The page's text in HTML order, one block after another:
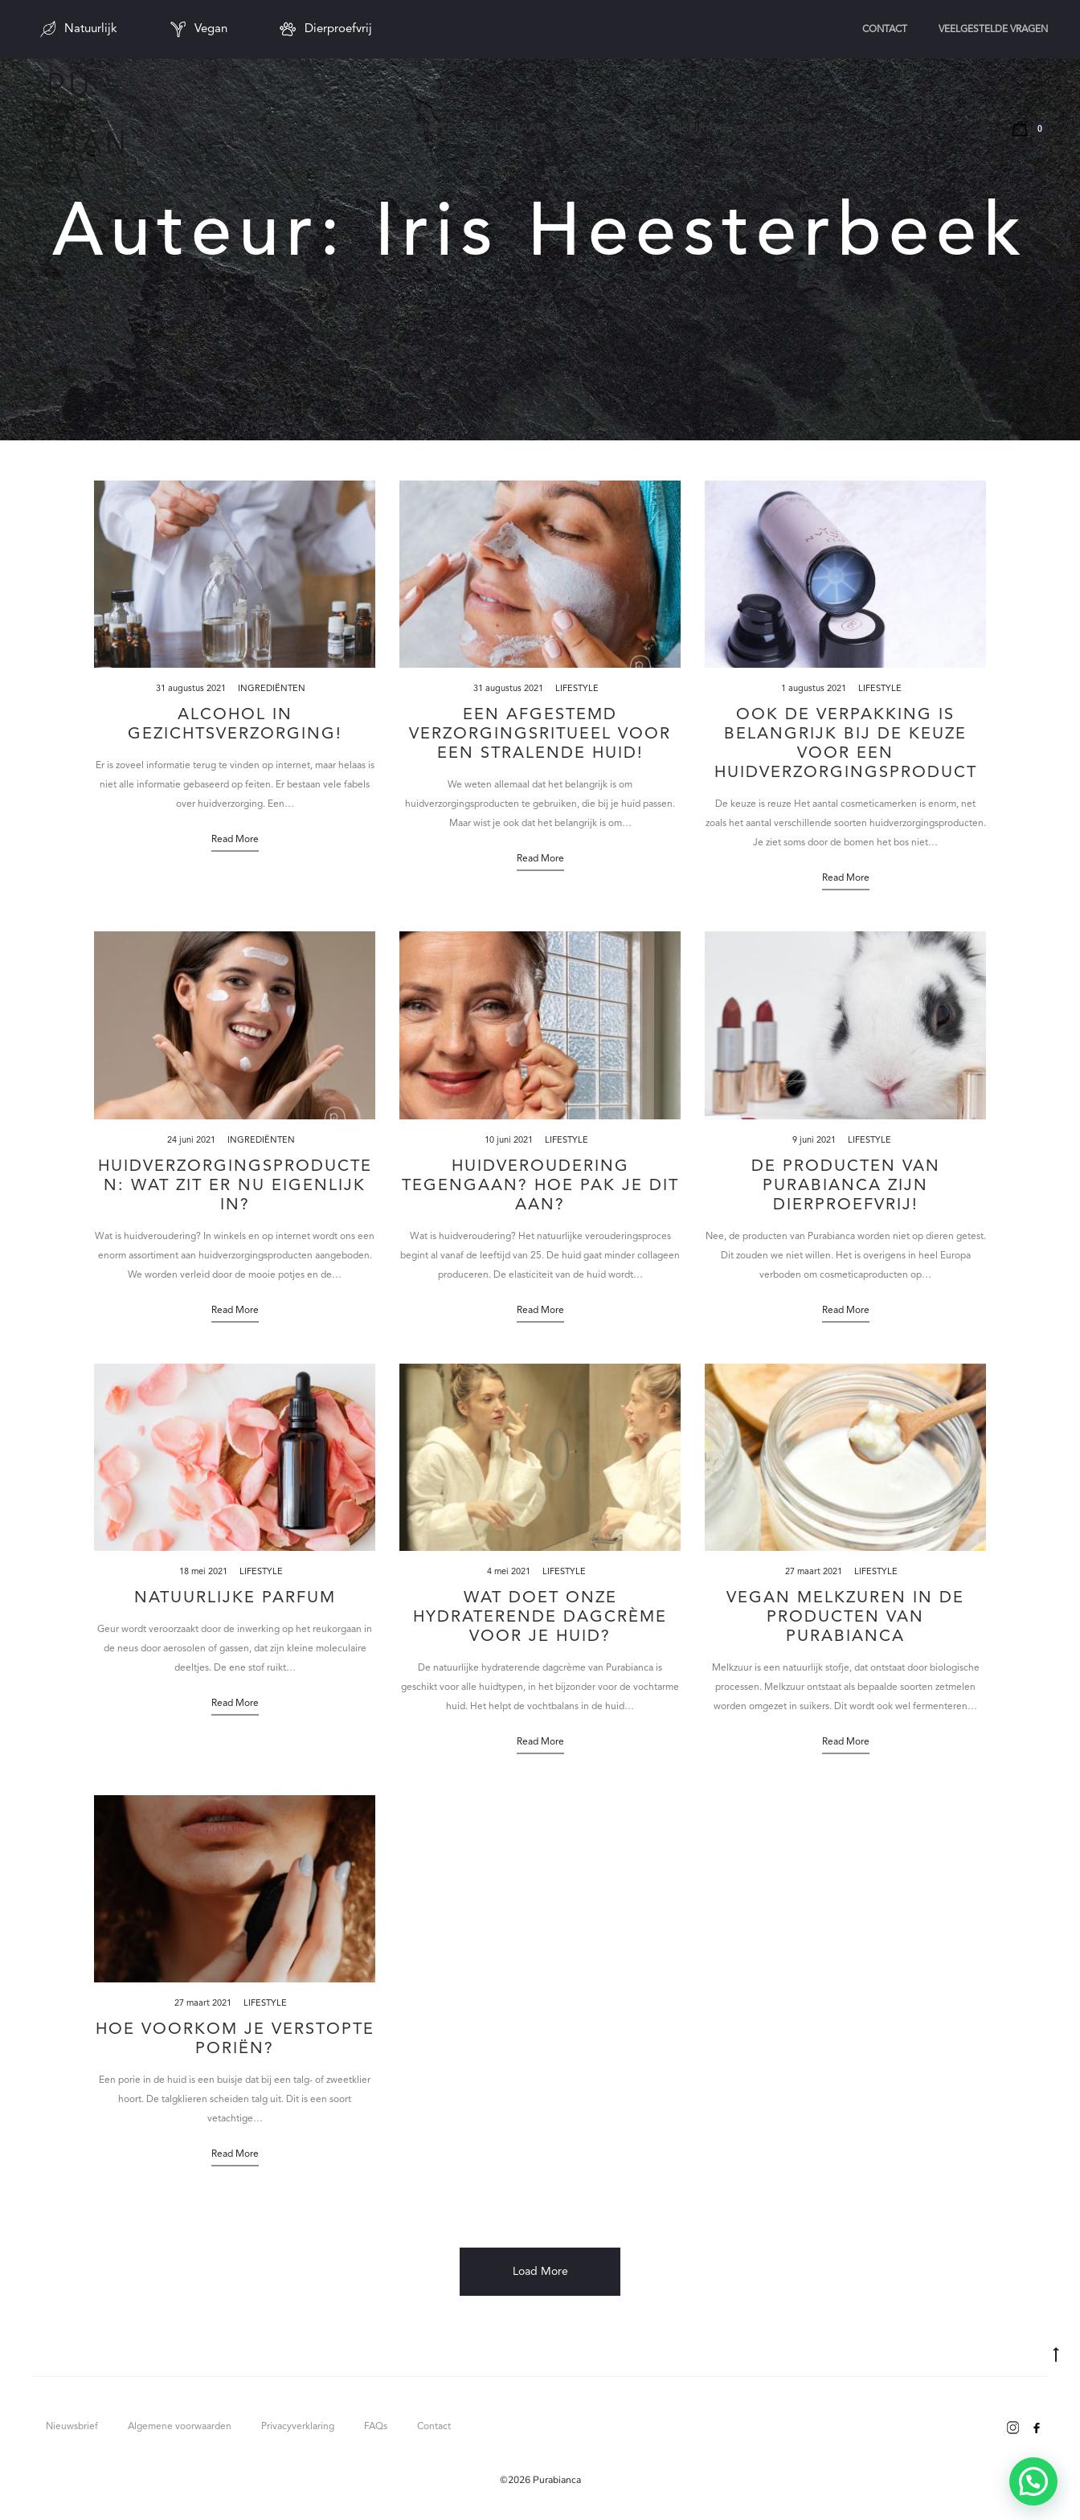
Natuurlijk Vegan Dierproefvrij CONTACT VEELGESTELDE VRAGEN
HOME GEZICHT SAMPLES LICHAAM CADEAUS INSPIRATIE OVER ONS SearchAccount 0
Auteur:Iris Heesterbeek
31 augustus 2021 INGREDIËNTEN
ALCOHOL IN
GEZICHTSVERZORGING!
Er is zoveel informatie terug te vinden op internet, maar helaas is
niet alle informatie gebaseerd op feiten. Er bestaan vele fabels
over huidverzorging. Een…
Read More
31 augustus 2021 LIFESTYLE
EEN AFGESTEMD
VERZORGINGSRITUEEL VOOR
EEN STRALENDE HUID!
We weten allemaal dat het belangrijk is om
huidverzorgingsproducten te gebruiken, die bij je huid passen.
Maar wist je ook dat het belangrijk is om…
Read More
1 augustus 2021 LIFESTYLE
OOK DE VERPAKKING IS
BELANGRIJK BIJ DE KEUZE
VOOR EEN
HUIDVERZORGINGSPRODUCT
De keuze is reuze Het aantal cosmeticamerken is enorm, net
zoals het aantal verschillende soorten huidverzorgingsproducten.
Je ziet soms door de bomen het bos niet…
Read More
24 juni 2021 INGREDIËNTEN
HUIDVERZORGINGSPRODUCTE
N: WAT ZIT ER NU EIGENLIJK
IN?
Wat is huidveroudering? In winkels en op internet wordt ons een
enorm assortiment aan huidverzorgingsproducten aangeboden.
We worden verleid door de mooie potjes en de…
Read More
10 juni 2021 LIFESTYLE
HUIDVEROUDERING
TEGENGAAN? HOE PAK JE DIT
AAN?
Wat is huidveroudering? Het natuurlijke verouderingsproces
begint al vanaf de leeftijd van 25. De huid gaat minder collageen
produceren. De elasticiteit van de huid wordt…
Read More
9 juni 2021 LIFESTYLE
DE PRODUCTEN VAN
PURABIANCA ZIJN
DIERPROEFVRIJ!
Nee, de producten van Purabianca worden niet op dieren getest.
Dit zouden we niet willen. Het is overigens in heel Europa
verboden om cosmeticaproducten op…
Read More
18 mei 2021 LIFESTYLE
NATUURLIJKE PARFUM
Geur wordt veroorzaakt door de inwerking op het reukorgaan in
de neus door aerosolen of gassen, dat zijn kleine moleculaire
deeltjes. De ene stof ruikt…
Read More
4 mei 2021 LIFESTYLE
WAT DOET ONZE
HYDRATERENDE DAGCRÈME
VOOR JE HUID?
De natuurlijke hydraterende dagcrème van Purabianca is
geschikt voor alle huidtypen, in het bijzonder voor de vochtarme
huid. Het helpt de vochtbalans in de huid…
Read More
27 maart 2021 LIFESTYLE
VEGAN MELKZUREN IN DE
PRODUCTEN VAN
PURABIANCA
Melkzuur is een natuurlijk stofje, dat ontstaat door biologische
processen. Melkzuur ontstaat als bepaalde soorten zetmelen
worden omgezet in suikers. Dit wordt ook wel fermenteren…
Read More
27 maart 2021 LIFESTYLE
HOE VOORKOM JE VERSTOPTE
PORIËN?
Een porie in de huid is een buisje dat bij een talg- of zweetklier
hoort. De talgklieren scheiden talg uit. Dit is een soort
vetachtige…
Read More
Load More
Nieuwsbrief Algemene voorwaarden Privacyverklaring FAQs Contact
©2026 Purabianca